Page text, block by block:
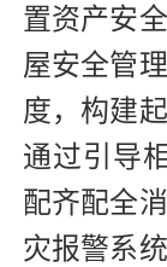
置资产安
屋安全管
度，构建
通过引导
配齐配全
灾报警系